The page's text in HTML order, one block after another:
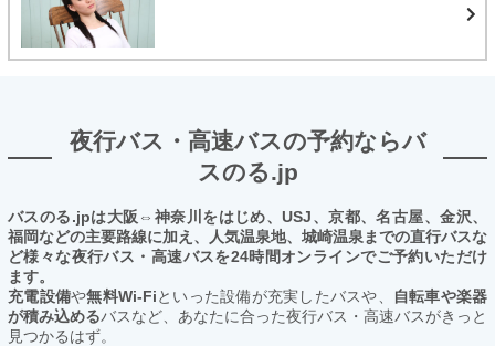
夜行バス・高速バスの予約ならバ
スのる.jp
バスのる.jpは大阪⇔神奈川をはじめ、USJ、京都、名古屋、金沢、
福岡などの主要路線に加え、人気温泉地、城崎温泉までの直行バスな
ど様々な夜行バス・高速バスを24時間オンラインでご予約いただけ
ます。
充電設備や無料Wi-Fiといった設備が充実したバスや、
自転車や楽器
が積み込めるバスなど、あなたに合った夜行バス・高速バスがきっと
見つかるはず。